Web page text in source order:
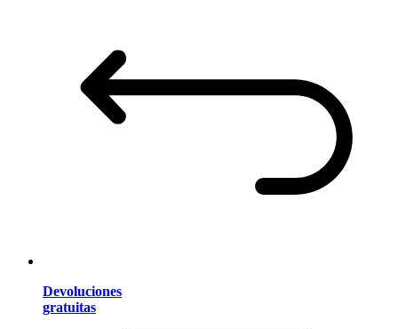
Devoluciones
gratuitas